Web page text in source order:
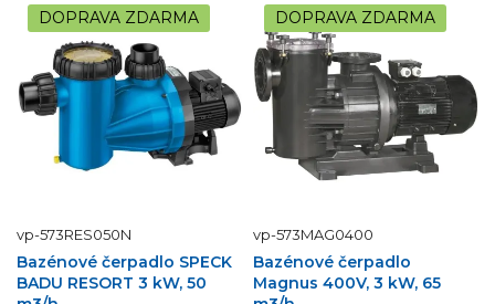
DOPRAVA ZDARMA
vp-573RES050N
Bazénové čerpadlo SPECK
BADU RESORT 3 kW, 50
DOPRAVA ZDARMA
vp-573MAG0400
Bazénové čerpadlo
Magnus 400V, 3 kW, 65